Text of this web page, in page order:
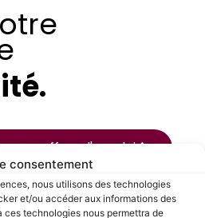
consentement
nous utilisons des technologies
et/ou accéder aux informations des
ces technologies nous permettra de
nos offres d'emploi